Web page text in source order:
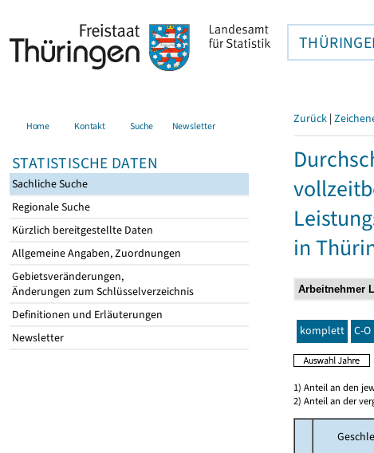
Home Kontakt Suche Newsletter
STATISTISCHE DATEN
Sachliche Suche
Regionale Suche
Kürzlich bereitgestellte Daten
Allgemeine Angaben, Zuordnungen
Gebietsveränderungen,
Änderungen zum Schlüsselverzeichnis
Definitionen und Erläuterungen
Newsletter
Zurück |
in
komplett C-O
1) Anteil an den
2) Anteil an der